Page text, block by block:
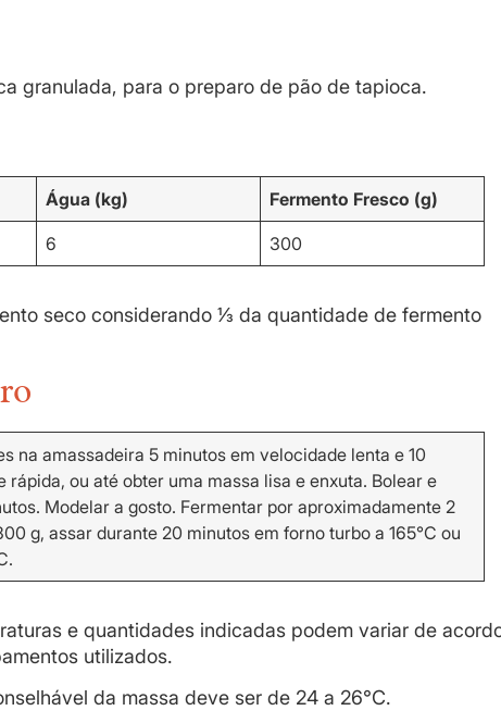
granulada, para o preparo de pão de tapioca.
Água (kg) Fermento Fresco (g)
6 300
seco considerando ⅓ da quantidade de fermento
na amassadeira 5 minutos em velocidade lenta e 10
rápida, ou até obter uma massa lisa e enxuta. Bolear e
Modelar a gosto. Fermentar por aproximadamente 2
g, assar durante 20 minutos em forno turbo a 165°C ou
e quantidades indicadas podem variar de
utilizados.
da massa deve ser de 24 a 26°C.